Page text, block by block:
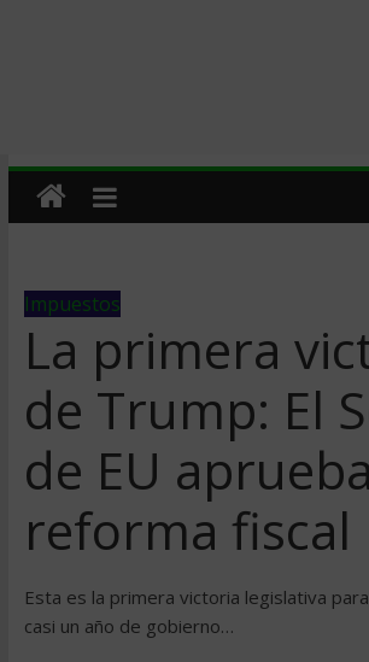
Impuestos
La primera
de Trump: El
de EU
reforma fiscal
Esta es la primera victoria legislativa
casi un año de gobierno…